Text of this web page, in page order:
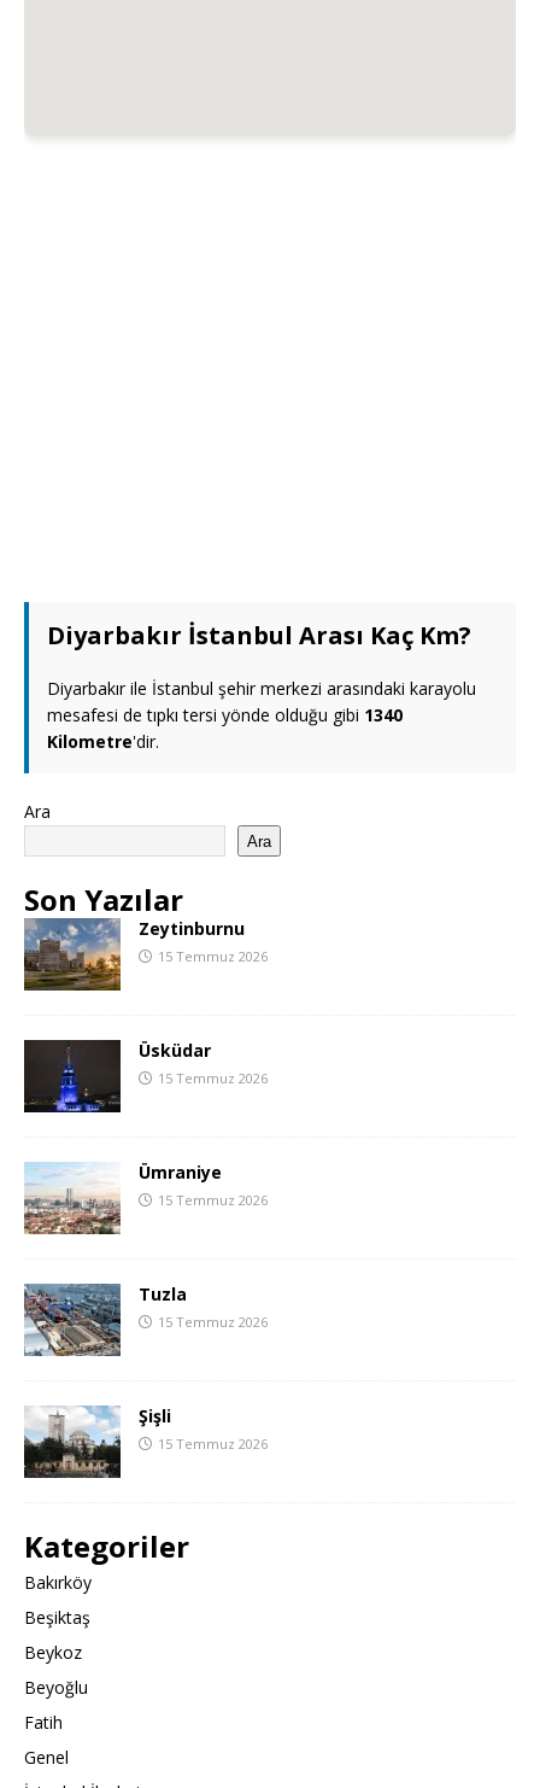
Diyarbakır İstanbul Arası Kaç Km?
Diyarbakır ile İstanbul şehir merkezi arasındaki karayolu
mesafesi de tıpkı tersi yönde olduğu gibi 1340
Kilometre'dir.
Ara
Ara
Son Yazılar
Zeytinburnu
15 Temmuz 2026
Üsküdar
15 Temmuz 2026
Ümraniye
15 Temmuz 2026
Tuzla
15 Temmuz 2026
Şişli
15 Temmuz 2026
Kategoriler
Bakırköy
Beşiktaş
Beykoz
Beyoğlu
Fatih
Genel